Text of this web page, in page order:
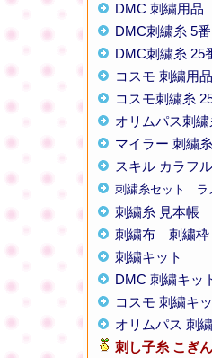
DMC 刺繍用品
DMC刺繍糸 5番
DMC刺繍糸 25
コスモ 刺繍用品
コスモ刺繍糸
オリムパス刺繍
マイラー 刺繍糸
スキル カラフ
刺繍糸セット ラ
刺繍糸 見本帳
刺繍布
刺繍枠
刺繍キット
DMC 刺繍キッ
コスモ 刺繍キ
オリムパス 刺
刺し子糸 こぎ